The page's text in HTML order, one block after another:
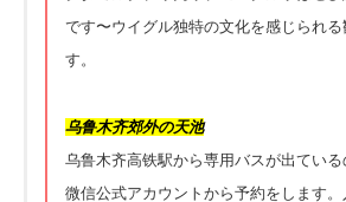
です〜ウイグル独特の文化を感じられ
す。
乌鲁木齐郊外の天池
乌鲁木齐高铁駅から専用バスが出てい
微信公式アカウントから予約をします